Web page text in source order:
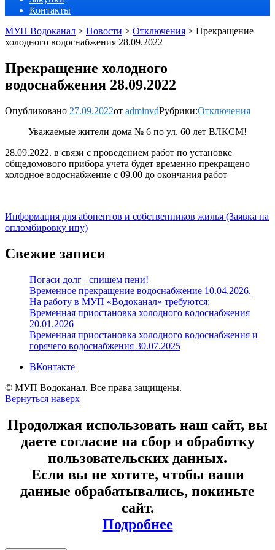
Контакты
МУП Водоканал > Новости > Отключения > Прекращение
холодного водоснабжения 28.09.2022
Прекращение холодного
водоснабжения 28.09.2022
Опубликовано 27.09.2022от adminvdРубрики:Отключения
Уважаемые жители дома № 6 по ул. 60 лет ВЛКСМ!
28.09.2022. в связи с проведением работ по установке
общедомового прибора учета будет временно прекращено
холодное водоснабжение с 09.00 до окончания работ
Информация для абонентов и собственников жилья (Заявка на
опломбировку ипу)
Свежие записи
Погаси долг– спишем пени!
Временное прекращение водоснабжение 10.04.2026.
На работу в МУП «Водоканал» требуются:
Временная приостановка холодного водоснабжения
20.01.2026
Временная приостановка холодного водоснабжения и
горячего водоснабжения 30.07.2025
ВКонтакте
© МУП Водоканал. Все права защищены.
Вернуться наверх
Продолжая использовать наш сайт, вы
даете согласие на сбор и обработку
пользовательских данных.
Если вы не хотите, чтобы ваши
данные обрабатывались, покиньте
сайт.
Подробнее